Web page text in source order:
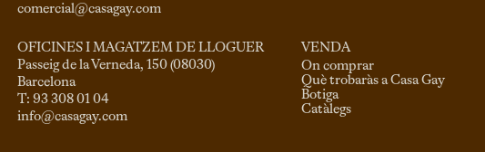
comercial@casagay.com
OFICINES I MAGATZEM DE LLOGUER
Passeig de la Verneda, 150 (08030)
Barcelona
T: 93 308 01 04
info@casagay.com
VENDA
On comprar
Què trobaràs a Casa Gay
Botiga
Catàlegs